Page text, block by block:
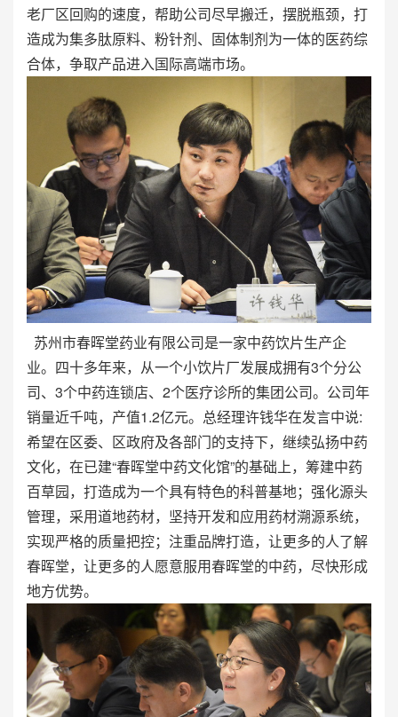
老厂区回购的速度，帮助公司尽早搬迁，摆脱瓶颈，打
造成为集多肽原料、粉针剂、固体制剂为一体的医药综
合体，争取产品进入国际高端市场。
苏州市春晖堂药业有限公司是一家中药饮片生产企
业。四十多年来，从一个小饮片厂发展成拥有3个分公
司、3个中药连锁店、2个医疗诊所的集团公司。公司年
销量近千吨，产值1.2亿元。总经理许钱华在发言中说:
希望在区委、区政府及各部门的支持下，继续弘扬中药
文化，在已建“春晖堂中药文化馆”的基础上，筹建中药
百草园，打造成为一个具有特色的科普基地；强化源头
管理，采用道地药材，坚持开发和应用药材溯源系统，
实现严格的质量把控；注重品牌打造，让更多的人了解
春晖堂，让更多的人愿意服用春晖堂的中药，尽快形成
地方优势。